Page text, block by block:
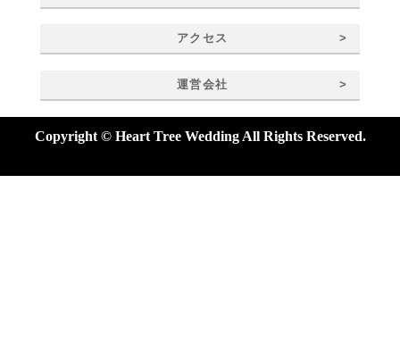
アクセス >
運営会社 >
Copyright © Heart Tree Wedding All Rights Reserved.